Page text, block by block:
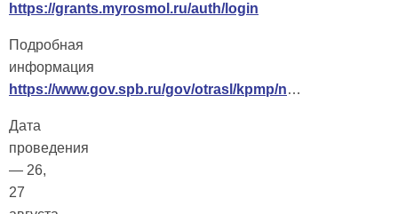
https://grants.myrosmol.ru/auth/login
Подробная
информация
https://www.gov.spb.ru/gov/otrasl/kpmp/n…
Дата
проведения
— 26,
27